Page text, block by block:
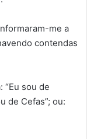
me a
contendas
“Eu sou de
de Cefas”; ou: